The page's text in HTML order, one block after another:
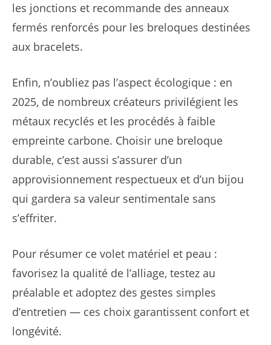
les jonctions et recommande des anneaux
fermés renforcés pour les breloques destinées
aux bracelets.
Enfin, n’oubliez pas l’aspect écologique : en
2025, de nombreux créateurs privilégient les
métaux recyclés et les procédés à faible
empreinte carbone. Choisir une breloque
durable, c’est aussi s’assurer d’un
approvisionnement respectueux et d’un bijou
qui gardera sa valeur sentimentale sans
s’effriter.
Pour résumer ce volet matériel et peau :
favorisez la qualité de l’alliage, testez au
préalable et adoptez des gestes simples
d’entretien — ces choix garantissent confort et
longévité.